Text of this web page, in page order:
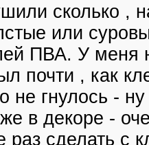
сколько ,
или
ПВА. У меня
почти , как
не гнулось -
в декоре -
раз сделать с